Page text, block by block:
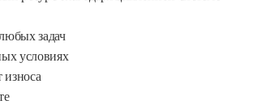
задач
условиях